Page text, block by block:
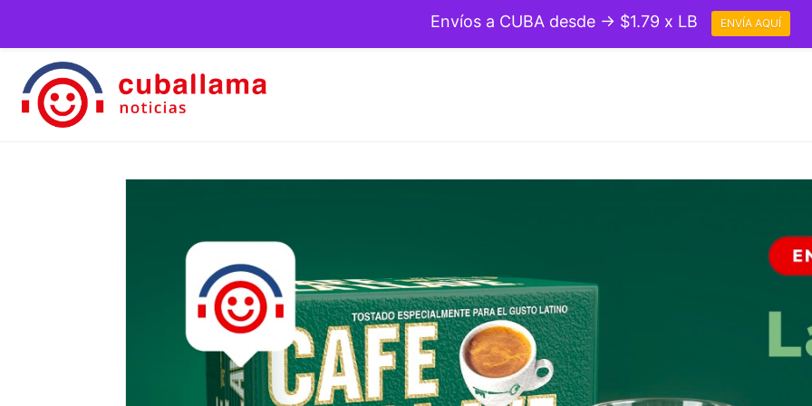
Envíos a CUBA desde → $1.79 x LB ENVÍA AQUÍ